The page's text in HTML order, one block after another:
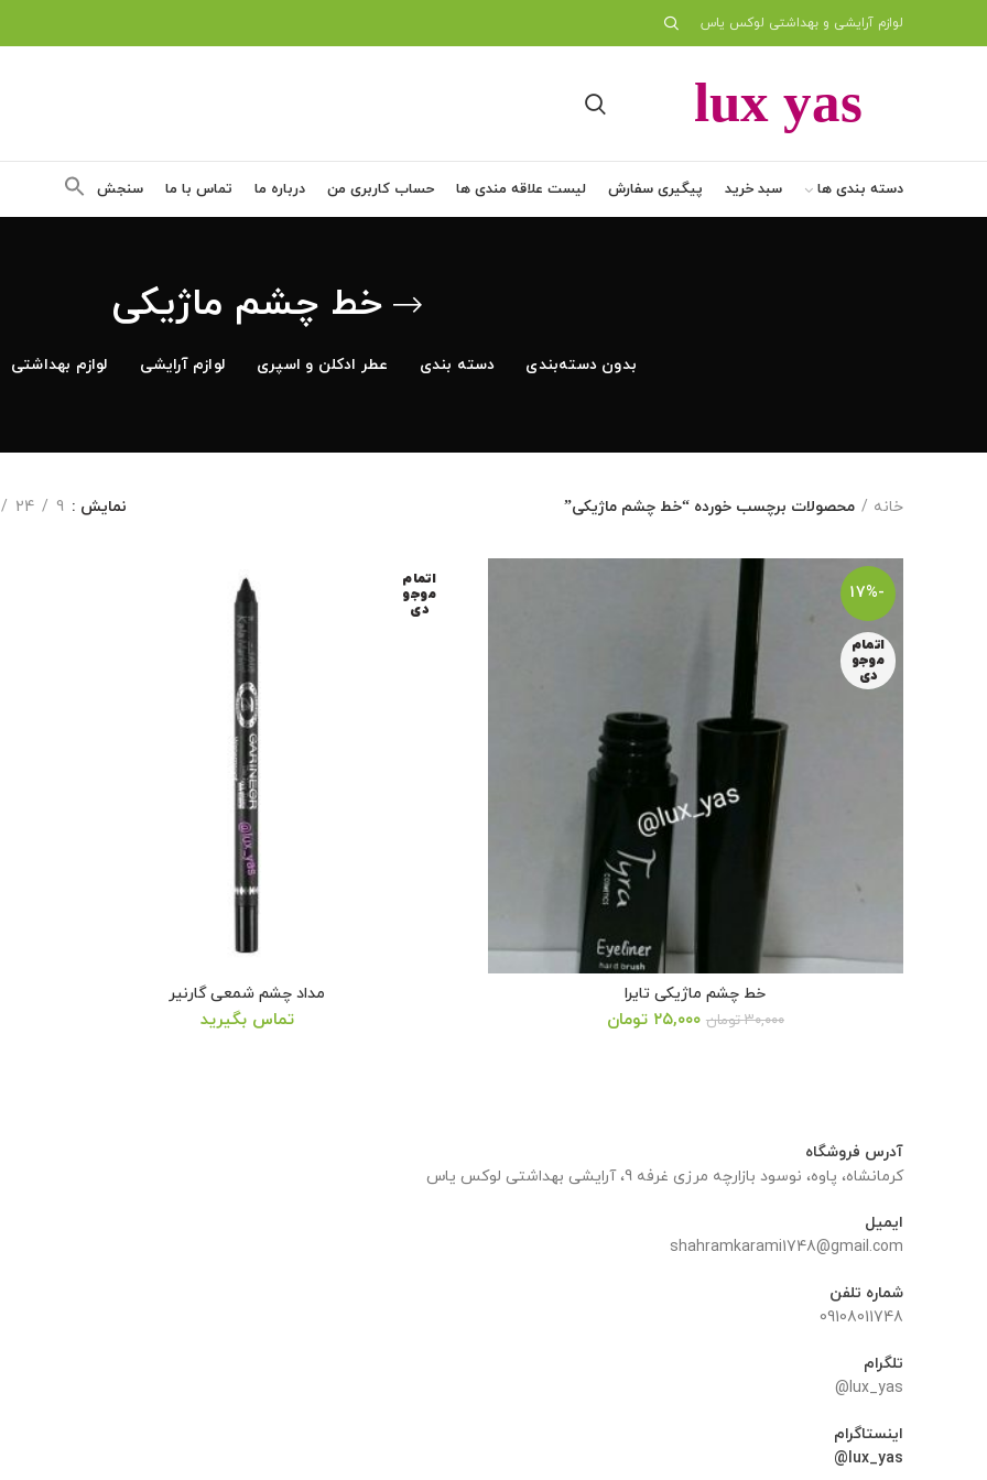
لوازم آرایشی و بهداشتی لوکس یاس
دسته بندی ها سبد خرید پیگیری سفارش لیست علاقه مندی ها حساب کاربری من درباره ما تماس با ما سنجش
خط چشم ماژیکی
بدون دسته‌بندی دسته بندی عطر ادکلن و اسپری لوازم آرایشی لوازم بهداشتی
خانه محصولات برچسب خورده “خط چشم ماژیکی” نمایش 9
24
-17%
اتمام
موجو
دی
خط چشم ماژیکی تایرا
۳۰,۰۰۰ تومان قیمت
۲۵,۰۰۰ تومان
اتمام
موجو
دی
مداد چشم شمعی گارنیر
تماس بگیرید
آدرس فروشگاه
کرمانشاه، پاوه، نوسود بازارچه مرزی غرفه 9، آرایشی بهداشتی لوکس یاس
ایمیل
shahramkarami1748@gmail.com
شماره تلفن
09108011748
تلگرام
lux_yas@
اینستاگرام
lux_yas@